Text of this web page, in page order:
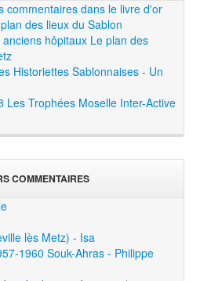
commentaires dans le livre d'or
des lieux du Sablon
hôpitaux Le plan des
Historiettes Sablonnaises - Un
Les Trophées Moselle Inter-Active
COMMENTAIRES
lès Metz) - Isa
1960 Souk-Ahras - Philippe